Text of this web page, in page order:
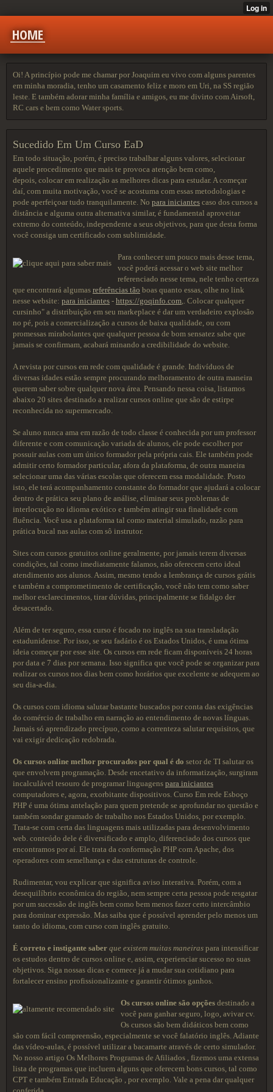
HOME
Oi! A princípio pode me chamar por Joaquim eu vivo com alguns parentes
em minha moradia, tenho um casamento feliz e moro em Uri, na SS regiăo
leste. E também adorar minha família e amigos, eu me divirto com Airsoft,
RC cars e bem como Water sports.
Sucedido Em Um Curso EaD
Em todo situação, porém, é preciso trabalhar alguns valores, selecionar
aquele procedimento que mais te provoca atenção bem como,
depois, colocar em realização as melhores dicas para estudar. A começar
daí, com muita motivação, você se acostuma com essas metodologias e
pode aperfeiçoar tudo tranquilamente. No para iniciantes caso dos cursos a
distância e alguma outra alternativa similar, é fundamental aproveitar
extremo do conteúdo, independente a seus objetivos, para que desta forma
você consiga um certificado com sublimidade.
Para conhecer um pouco mais desse tema,
você poderá acessar o web site melhor
referenciado nesse tema, nele tenho certeza
que encontrará algumas referências tão boas quanto essas, olhe no link
nesse website: para iniciantes - https://goqinfo.com,. Colocar qualquer
cursinho" a distribuição em seu markeplace é dar um verdadeiro explosão
no pé, pois a comercialização a cursos de baixa qualidade, ou com
promessas mirabolantes que qualquer pessoa de bom sensatez sabe que
jamais se confirmam, acabará minando a credibilidade do website.
A revista por cursos em rede com qualidade é grande. Indivíduos de
diversas idades estão sempre procurando melhoramento de outra maneira
querem saber sobre qualquer nova área. Pensando nessa coisa, listamos
abaixo 20 sites destinado a realizar cursos online que são de estirpe
reconhecida no supermercado.
Se aluno nunca ama em razão de todo classe é conhecida por um professor
diferente e com comunicação variada de alunos, ele pode escolher por
possuir aulas com um único formador pela própria cais. Ele também pode
admitir certo formador particular, afora da plataforma, de outra maneira
selecionar uma das várias escolas que oferecem essa modalidade. Posto
isto, ele terá acompanhamento constante do formador que ajudará a colocar
dentro de prática seu plano de análise, eliminar seus problemas de
interlocução no idioma exótico e também atingir sua finalidade com
fluência. Você usa a plataforma tal como material simulado, razão para
prática bucal nas aulas com sô instrutor.
Sites com cursos gratuitos online geralmente, por jamais terem diversas
condições, tal como imediatamente falamos, não oferecem certo ideal
atendimento aos alunos. Assim, mesmo tendo a lembrança de cursos grátis
e também a comprometimento de certificação, você não tem como saber
melhor esclarecimentos, tirar dúvidas, principalmente se fidalgo der
desacertado.
Além de ter seguro, essa curso é focado no inglês na sua transladação
estadunidense. Por isso, se seu fadário é os Estados Unidos, é uma ótima
ideia começar por esse site. Os cursos em rede ficam disponíveis 24 horas
por data e 7 dias por semana. Isso significa que você pode se organizar para
realizar os cursos nos dias bem como horários que excelente se adequem ao
seu dia-a-dia.
Os cursos com idioma salutar bastante buscados por conta das exigências
do comércio de trabalho em narração ao entendimento de novas línguas.
Jamais só aprendizado precípuo, como a correnteza salutar requisitos, que
vai exigir dedicação redobrada.
Os cursos online melhor procurados por qual é do setor de TI salutar os
que envolvem programação. Desde encetativo da informatização, surgiram
incalculável tesouro de programar linguagens para iniciantes
computadores e, agora, exorbitante dispositivos. Curso Em rede Esboço
PHP é uma ótima antelação para quem pretende se aprofundar no questão e
também sondar gramado de trabalho nos Estados Unidos, por exemplo.
Trata-se com certa das linguagens mais utilizadas para desenvolvimento
web. conteúdo dele é diversificado e amplo, diferenciado dos cursos que
encontramos por aí. Ele trata da conformação PHP com Apache, dos
operadores com semelhança e das estruturas de controle.
Rudimentar, vou explicar que significa aviso interativa. Porém, com a
desequilíbrio econômica do região, nem sempre certa pessoa pode resgatar
por um sucessão de inglês bem como bem menos fazer certo intercâmbio
para dominar expressão. Mas saiba que é possível aprender pelo menos um
tanto do idioma, com curso com inglês gratuito.
É correto e instigante saber que existem muitas maneiras para intensificar
os estudos dentro de cursos online e, assim, experienciar sucesso no suas
objetivos. Siga nossas dicas e comece já a mudar sua cotidiano para
fortalecer ensino profissionalizante e garantir ótimos ganhos.
Os cursos online são opções destinado a
você para ganhar seguro, logo, avivar cv.
Os cursos são bem didáticos bem como
são com fácil compreensão, especialmente se você falatório inglês. Adiante
das vídeo-aulas, é possível utilizar a bacamarte através de certo simulador.
No nosso artigo Os Melhores Programas de Afiliados , fizemos uma extensa
lista de programas que incluem alguns que oferecem bons cursos, tal como
CPT e também Entrada Educação , por exemplo. Vale a pena dar qualquer